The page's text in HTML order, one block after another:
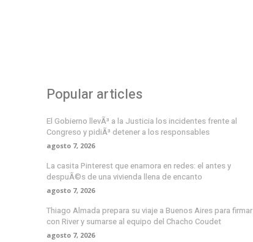
Popular articles
El Gobierno llevÃ³ a la Justicia los incidentes frente al
Congreso y pidiÃ³ detener a los responsables
agosto 7, 2026
La casita Pinterest que enamora en redes: el antes y
despuÃ©s de una vivienda llena de encanto
agosto 7, 2026
Thiago Almada prepara su viaje a Buenos Aires para firmar
con River y sumarse al equipo del Chacho Coudet
agosto 7, 2026